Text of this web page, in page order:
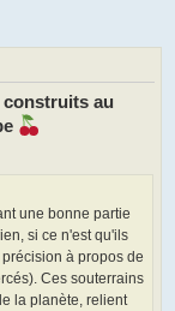
construits au
une bonne partie
si ce n'est qu'ils
à propos de
Ces souterrains
la planète, relient